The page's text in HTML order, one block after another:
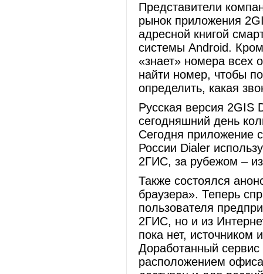
Представители
рынок приложения
адресной книгой
системы Android.
«знает» номера всех
найти номер, чтобы
определить, какая
Русская версия 2GIS
сегодняшний день
Сегодня приложение
России Dialer
2ГИС, за рубежом –
Также состоялся
браузера». Теперь
пользователя
2ГИС, но и из
пока нет,
Доработанный сервис
расположением